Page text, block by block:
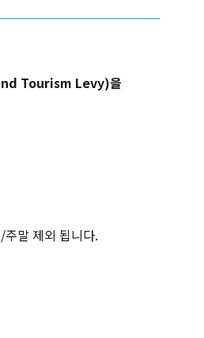
Tourism Levy)을
말 제외 됩니다.